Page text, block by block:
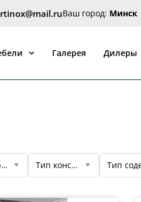
Тип дверей Тип конструкции
Ваш город: Минск
производителя Артинокс
Галерея Дилеры